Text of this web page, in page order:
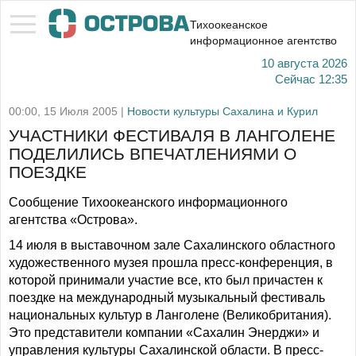
Тихоокеанское
информационное агентство
10 августа 2026
Сейчас 12:35
00:00, 15 Июля 2005 | Новости культуры Сахалина и Курил
УЧАСТНИКИ ФЕСТИВАЛЯ В ЛАНГОЛЕНЕ
ПОДЕЛИЛИСЬ ВПЕЧАТЛЕНИЯМИ О
ПОЕЗДКЕ
Сообщение Тихоокеанского информационного
агентства «Острова».
14 июля в выставочном зале Сахалинского областного
художественного музея прошла пресс-конференция, в
которой принимали участие все, кто был причастен к
поездке на международный музыкальный фестиваль
национальных культур в Ланголене (Великобритания).
Это представители компании «Сахалин Энерджи» и
управления культуры Сахалинской области. В пресс-